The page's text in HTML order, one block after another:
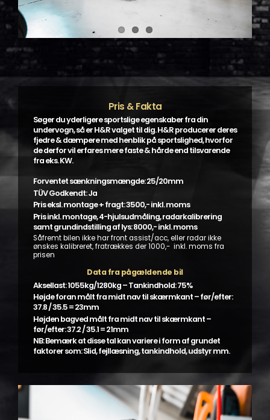
Pris & Fakta
Søger du yderligere sportslige egenskaber fra din
undervogn, så er H&R valget til dig. H&R producerer deres
fjedre & dæmpere med henblik på sportslighed, hvorfor
de derfor vil erfares mere faste & hårde end tilsvarende
fra eks. KW.
Forventet sænkningsmængde: 25/20mm
TÜV Godkendt: Ja
Pris eksl. montage + fragt: 3500,- inkl. moms
Pris inkl. montage, 4-hjulsudmåling, radarkalibrering
samt grundindstilling af lys: 8000,- inkl. moms
Såfremt bilen ikke har front assist/acc, eller radar ikke
ønskes kalibreret, fratrækkes der 1000,- inkl. moms fra
prisen
Data fra pågældende bil
Aksellast: 1055kg/1280kg – Tankindhold: 75%
Højde foran målt fra midt nav til skærmkant – før/efter:
37.8 / 35.5 = 23mm
Højden bagved målt fra midt nav til skærmkant –
før/efter: 37.2 / 35.1 = 21mm
NB: Bemærk at disse tal kan variere i form af grundet
faktorer som: Slid, fejllæsning, tankindhold, udstyr mm.